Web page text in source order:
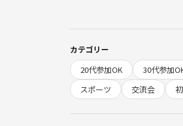
軽くストレッチで体をほぐ
ナイスプレーにハイタッチ
笑いあり、盛り上がりあり
🌱サークルの雰囲気
カテゴリー
20代参加OK
30代参加
スポーツ
交流会